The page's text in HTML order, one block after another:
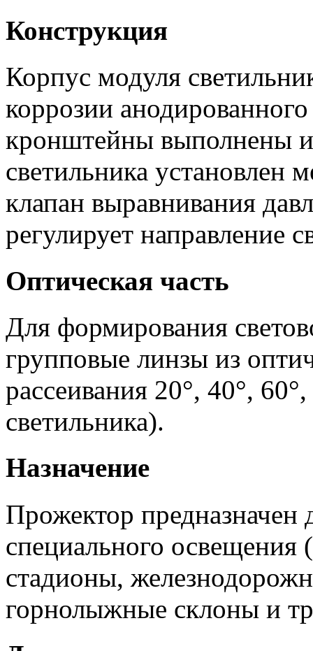
Конструкция
Корпус модуля
коррозии
кронштейны выполнены
светильника установлен
клапан выравнивания
регулирует направление
Оптическая часть
Для формирования
групповые линзы из
рассеивания 20°, 40°,
светильника).
Назначение
Прожектор
специального освещения
стадионы,
горнолыжные склоны и